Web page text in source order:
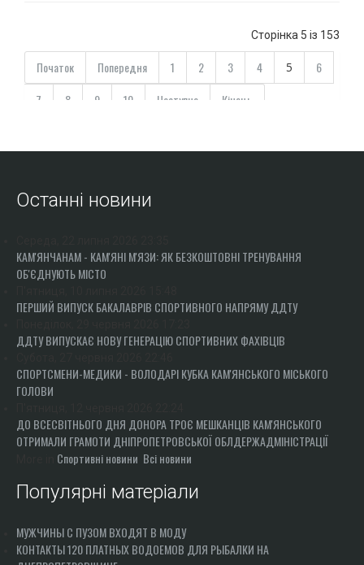
Сторінка 5 із 153
Початок Попередня 1 2 3 4 5
6
7
8 9 10 Наступна Кінець
Останні новини
КАМ'ЯНЧАНАМ - КАМ'ЯНІ М'ЯЗИ: ЯК БЕЗКОШТОВНІ ТРЕНУВАННЯ
ОБ'ЄДНУЮТЬ МІСТО
ПЕРШИЙ ВИПУСК БАКАЛАВРІВ СПОРТИВНОГО НАПРЯМУ ДДТУ
ДДТУ ВИПУСКАЄ НОВУ ГЕНЕРАЦІЮ СПОРТИВНИХ ФАХІВЦІВ
СПОРТСМЕНИ-МЕДИКИ - ВОЛОДАРІ КУБКА КАМ'ЯНСЬКОГО МІСЬКОГО
ГОЛОВИ
ДО ВСЕСВІТНЬОГО ДНЯ ДОНОРА ТРОЄ МЕШКАНЦІВ КАМ'ЯНСЬКОГО
ОТРИМАЛИ ГРАМОТИ ДНІПРОПЕТРОВСЬКОЇ ОБЛДЕРЖАДМІНІСТРАЦІЇ
Спортивні новини Всі новини
Популярні матеріали
МУЖЧИНЫ С ПУЗОМ ВХОДЯТ В МОДУ
КОНТАКТЫ 120 ПЛАТНЫХ ВОДОЕМОВ ДЛЯ РЫБАЛКИ НА